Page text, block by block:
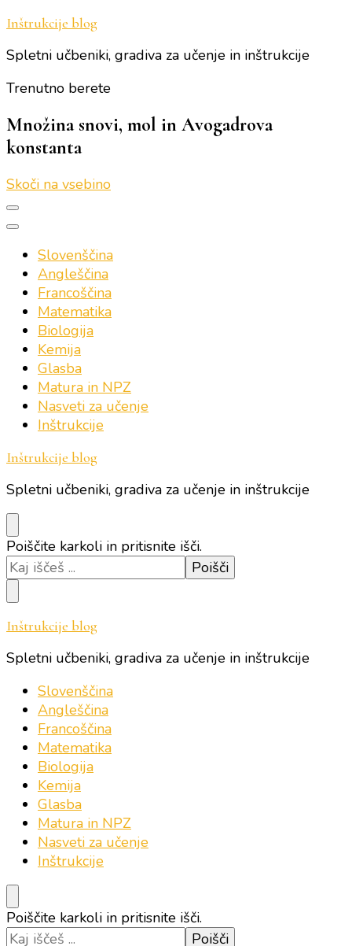
Inštrukcije blog
Spletni učbeniki, gradiva za učenje in inštrukcije
Trenutno berete
Množina snovi, mol in Avogadrova
konstanta
Skoči na vsebino
Slovenščina
Angleščina
Francoščina
Matematika
Biologija
Kemija
Glasba
Matura in NPZ
Nasveti za učenje
Inštrukcije
Inštrukcije blog
Spletni učbeniki, gradiva za učenje in inštrukcije
Iščeš
kaj?
Poiščite karkoli in pritisnite išči.
Inštrukcije blog
Spletni učbeniki, gradiva za učenje in inštrukcije
Slovenščina
Angleščina
Francoščina
Matematika
Biologija
Kemija
Glasba
Matura in NPZ
Nasveti za učenje
Inštrukcije
Iščeš
kaj?
Poiščite karkoli in pritisnite išči.